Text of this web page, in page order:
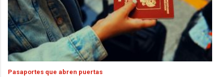
Pasaportes que abren puertas